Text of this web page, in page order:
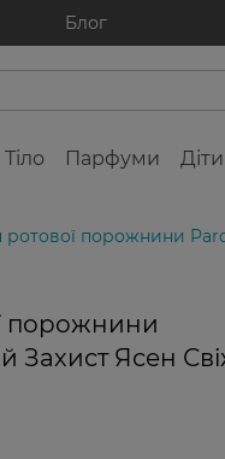
Блог
Тіло Парфуми Діти
ротової порожнини
порожнини
Захист Ясен